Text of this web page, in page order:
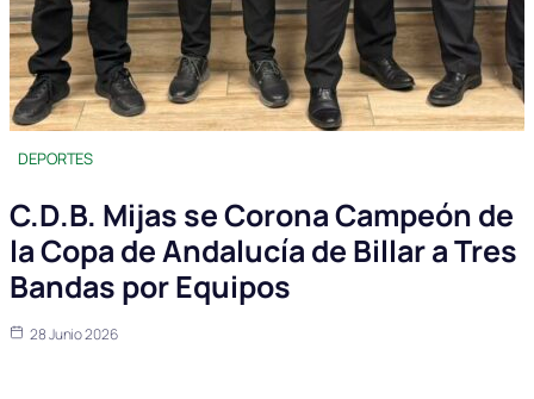
DEPORTES
C.D.B. Mijas se Corona Campeón de
la Copa de Andalucía de Billar a Tres
Bandas por Equipos
28 Junio 2026